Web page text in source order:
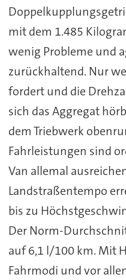
mit dem 1.485
wenig Probleme und
zurückhaltend. Nur
fordert und die
sich das Aggregat
dem Triebwerk
Fahrleistungen sind
Van allemal
Landstraßentempo
bis zu
Der Norm-
auf 6,1 l/100 km. Mit
Fahrmodi und vor